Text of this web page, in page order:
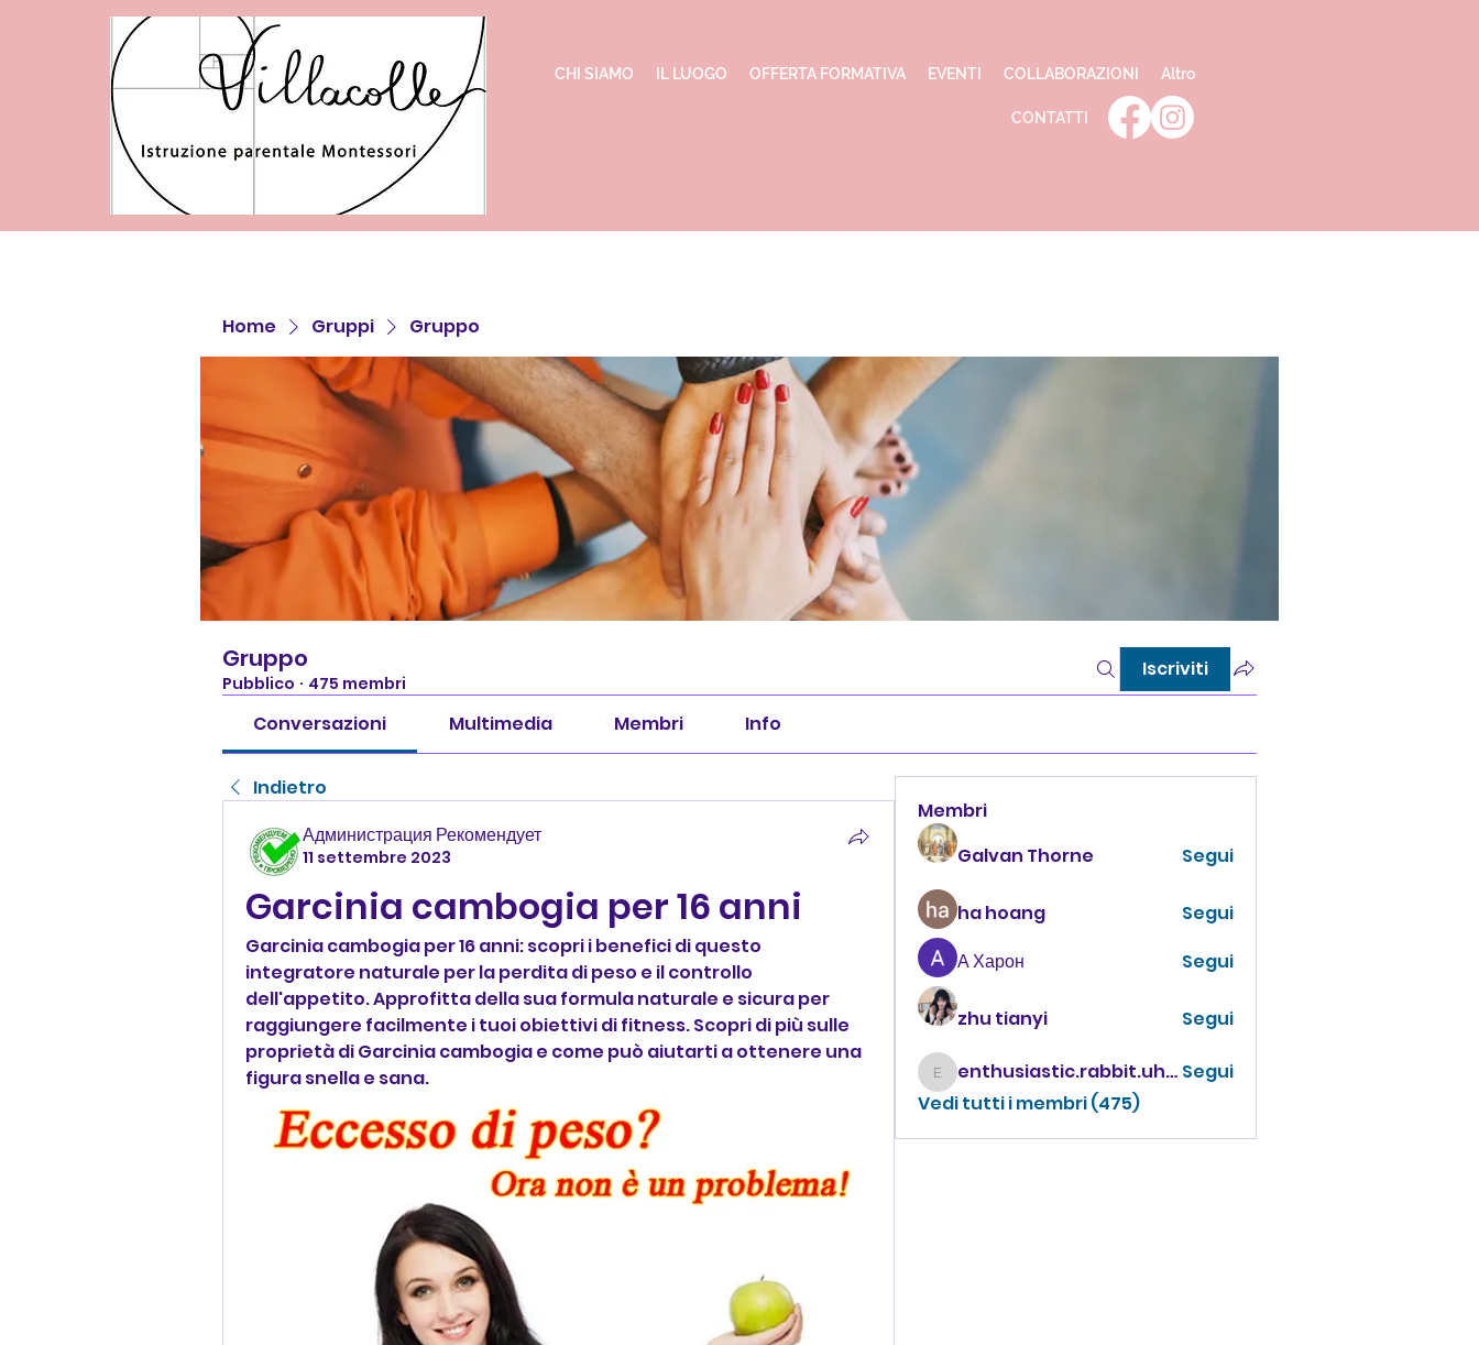
CHI SIAMO IL LUOGO OFFERTA FORMATIVA EVENTI COLLABORAZIONI Altro
CONTATTI
Home Gruppi Gruppo
Gruppo
Pubblico · 475 membri
Iscriviti
Conversazioni Multimedia Membri Info
Indietro
Администрация Рекомендует
11 settembre 2023
Garcinia cambogia per 16 anni
Garcinia cambogia per 16 anni: scopri i benefici di questo
integratore naturale per la perdita di peso e il controllo
dell'appetito. Approfitta della sua formula naturale e sicura per
raggiungere facilmente i tuoi obiettivi di fitness. Scopri di più sulle
proprietà di Garcinia cambogia e come può aiutarti a ottenere una
figura snella e sana.
Membri
Galvan Thorne
Segui
ha hoang
Segui
А Харон
Segui
zhu tianyi Segui
enthusiastic.rabbit.uhur enthusiastic.rabbit.uhur Segui
Vedi tutti i membri (475)